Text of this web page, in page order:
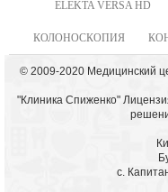
ELEKTA VERSA HD
КОЛОНОСКОПИЯ
© 2009-2020 Медицинский
"Клиника Спиженко"
с.